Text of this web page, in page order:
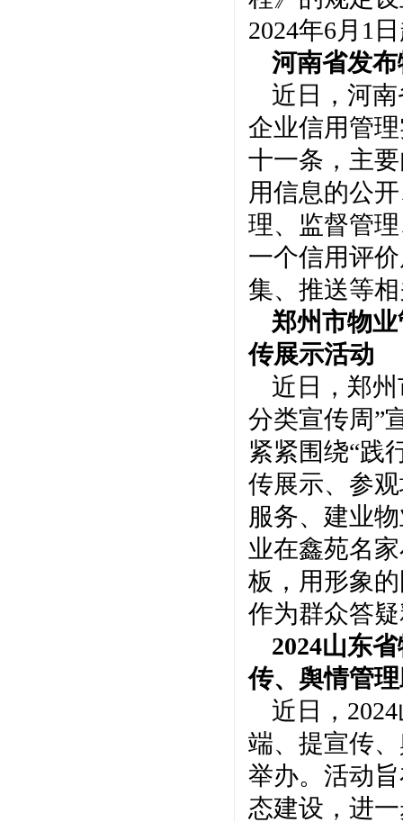
2024年6月1
河南省发
近日，河
企业信用管
十一条，主
用信息的公
理、监督管
一个信用评
集、推送等
郑州市物
传展示活动
近日，郑
分类宣传周”
紧紧围绕“践
传展示、参
服务、建业
业在鑫苑名
板，用形象
作为群众答
2024山东
传、舆情管
近日，
端、提宣传
举办。活动
态建设，进